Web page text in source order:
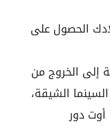
الحصول على
إلى الخروج من
الشيقة،
دور